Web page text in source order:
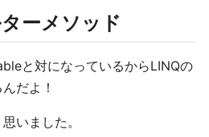
ーメソッド
と対になっているからLINQの
だよ！
いました。